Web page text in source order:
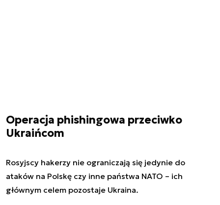
Operacja phishingowa przeciwko
Ukraińcom
Rosyjscy hakerzy nie ograniczają się jedynie do
ataków na Polskę czy inne państwa NATO – ich
głównym celem pozostaje Ukraina.